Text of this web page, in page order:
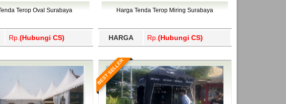
Wonosobo, Yahukimo, Yalimo, Yogyakarta.
Terop Oval Surabaya
Rp. (Hubungi CS)
Harga Tenda Terop Miring Surabaya
HARGA Rp. (Hubungi CS)
BEST SELLER